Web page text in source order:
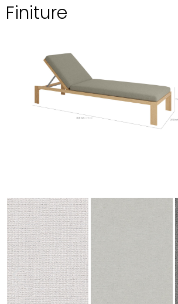
Finiture